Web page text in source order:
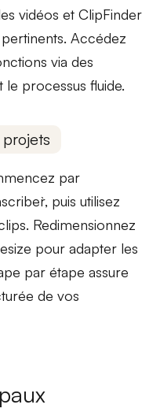
vidéos etClipFinder
Accédez
via des
processus fluide.
par
puis utilisez
Redimensionnez
pour adapter les
par étape assure
de vos